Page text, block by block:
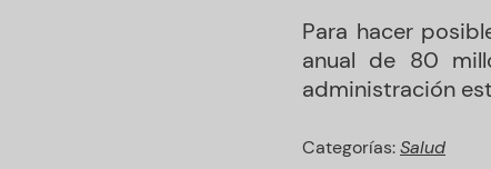
Para hacer
anual de 80
administración
Categorías:Salud